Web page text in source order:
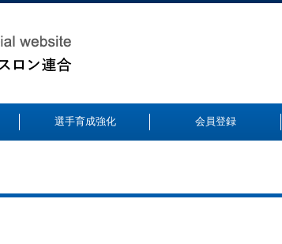
選手育成強化 会員登録